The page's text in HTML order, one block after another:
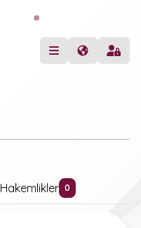
Hakemlikler 0